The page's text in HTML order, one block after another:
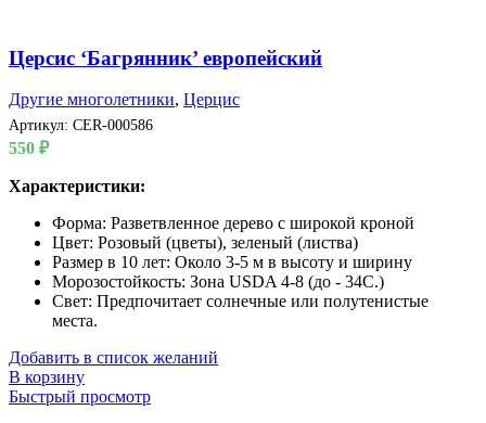
Церсис ‘Багрянник’ европейский
Другие многолетники, Церцис
Артикул: CER-000586
550 ₽
Характеристики:
Форма: Разветвленное дерево с широкой кроной
Цвет: Розовый (цветы), зеленый (листва)
Размер в 10 лет: Около 3-5 м в высоту и ширину
Морозостойкость: Зона USDA 4-8 (до - 34С.)
Свет: Предпочитает солнечные или полутенистые
места.
Добавить в список желаний
В корзину
Быстрый просмотр